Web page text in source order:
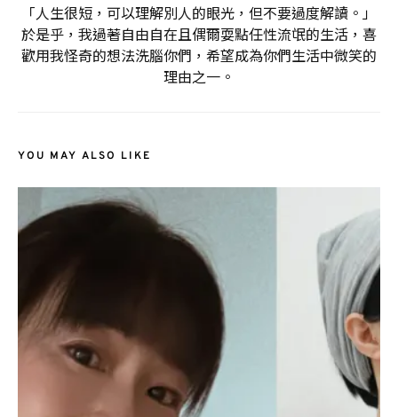
「人生很短，可以理解別人的眼光，但不要過度解讀。」
於是乎，我過著自由自在且偶爾耍點任性流氓的生活，喜
歡用我怪奇的想法洗腦你們，希望成為你們生活中微笑的
理由之一。
YOU MAY ALSO LIKE